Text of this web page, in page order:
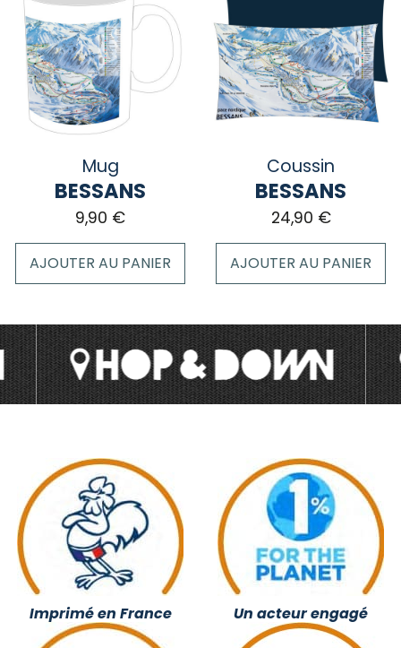
plusieurs
variations.
Les
options
peuvent
être
choisies
produit
Mug
BESSANS
9,90 €
AJOUTER AU PANIER
Coussin
BESSANS
24,90 €
AJOUTER AU PANIER
Imprimé en France Un acteur engagé